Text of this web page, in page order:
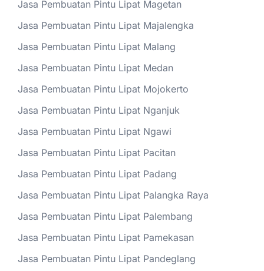
Jasa Pembuatan Pintu Lipat Magetan
Jasa Pembuatan Pintu Lipat Majalengka
Jasa Pembuatan Pintu Lipat Malang
Jasa Pembuatan Pintu Lipat Medan
Jasa Pembuatan Pintu Lipat Mojokerto
Jasa Pembuatan Pintu Lipat Nganjuk
Jasa Pembuatan Pintu Lipat Ngawi
Jasa Pembuatan Pintu Lipat Pacitan
Jasa Pembuatan Pintu Lipat Padang
Jasa Pembuatan Pintu Lipat Palangka Raya
Jasa Pembuatan Pintu Lipat Palembang
Jasa Pembuatan Pintu Lipat Pamekasan
Jasa Pembuatan Pintu Lipat Pandeglang